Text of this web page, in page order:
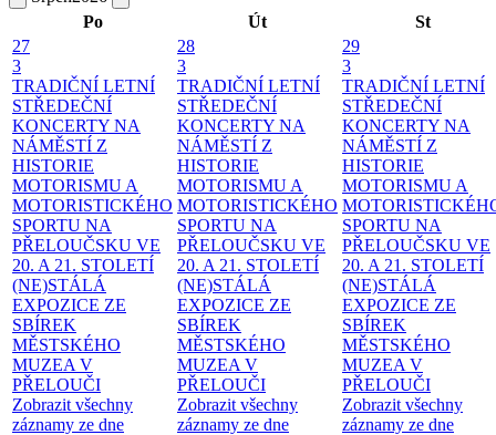
Po
Út
St
27
3
TRADIČNÍ LETNÍ
STŘEDEČNÍ
KONCERTY NA
NÁMĚSTÍ Z
HISTORIE
MOTORISMU A
MOTORISTICKÉHO
SPORTU NA
PŘELOUČSKU VE
20. A 21. STOLETÍ
(NE)STÁLÁ
EXPOZICE ZE
SBÍREK
MĚSTSKÉHO
MUZEA V
PŘELOUČI
Zobrazit všechny
záznamy ze dne
28
3
TRADIČNÍ LETNÍ
STŘEDEČNÍ
KONCERTY NA
NÁMĚSTÍ Z
HISTORIE
MOTORISMU A
MOTORISTICKÉHO
SPORTU NA
PŘELOUČSKU VE
20. A 21. STOLETÍ
(NE)STÁLÁ
EXPOZICE ZE
SBÍREK
MĚSTSKÉHO
MUZEA V
PŘELOUČI
Zobrazit všechny
záznamy ze dne
29
3
TRADIČNÍ LETNÍ
STŘEDEČNÍ
KONCERTY NA
NÁMĚSTÍ Z
HISTORIE
MOTORISMU A
SPORTU NA
PŘELOUČSKU VE
20. A 21. STOLETÍ
(NE)STÁLÁ
EXPOZICE ZE
SBÍREK
MĚSTSKÉHO
MUZEA V
PŘELOUČI
Zobrazit všechny
záznamy ze dne